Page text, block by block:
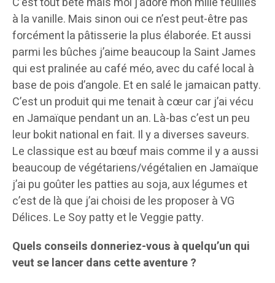
à la vanille. Mais sinon oui ce n’est peut-être pas
forcément la pâtisserie la plus élaborée. Et aussi
parmi les bûches j’aime beaucoup la Saint James
qui est pralinée au café méo, avec du café local à
base de pois d’angole. Et en salé le jamaican patty.
C’est un produit qui me tenait à cœur car j’ai vécu
en Jamaïque pendant un an. Là-bas c’est un peu
leur bokit national en fait. Il y a diverses saveurs.
Le classique est au bœuf mais comme il y a aussi
beaucoup de végétariens/végétalien en Jamaïque
j’ai pu goûter les patties au soja, aux légumes et
c’est de là que j’ai choisi de les proposer à VG
Délices. Le Soy patty et le Veggie patty.
Quels conseils donneriez-vous à quelqu’un qui
veut se lancer dans cette aventure ?